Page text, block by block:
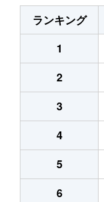
ランキング
1
2
3
4
5
6